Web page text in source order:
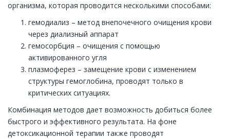
организма, которая проводится несколькими способами:
гемодиализ – метод внепочечного очищения крови
через диализный аппарат
гемосорбция – очищения с помощью
активированного угля
плазмоферез – замещение крови с изменением
структуры гемоглобина, проводят только в
критических ситуациях.
Комбинация методов дает возможность добиться более
быстрого и эффективного результата. На фоне
детоксикационной терапии также проводят